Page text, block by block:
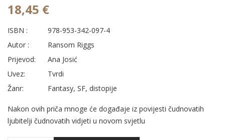
18,45 €
ISBN :
978-953-342-097-4
Autor :
Ransom Riggs
Prijevod:
Ana Josić
Uvez:
Tvrdi
Žanr:
Fantasy, SF, distopije
Nakon ovih priča mnoge će događaje iz povijesti čudnovatih
ljubitelji čudnovatih vidjeti u novom svjetlu